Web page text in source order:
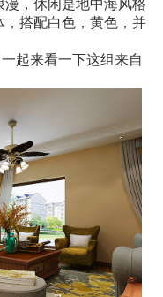
，休闲是地中海风格
搭配白色，黄色，并
起来看一下这组来自